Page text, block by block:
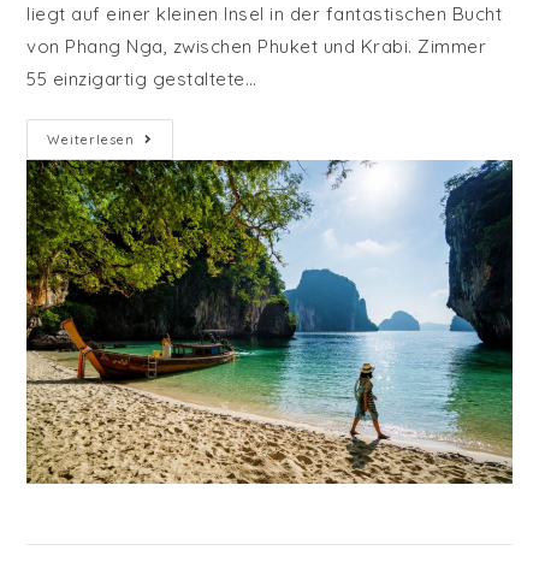
liegt auf einer kleinen Insel in der fantastischen Bucht
von Phang Nga, zwischen Phuket und Krabi. Zimmer
55 einzigartig gestaltete…
Weiterlesen Six
Senses
–
Yao
Noi
–
Thailand